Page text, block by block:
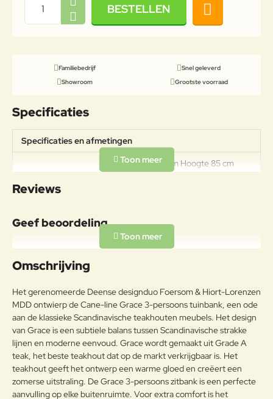
BESTELLEN
Familiebedrijf
Snel geleverd
Showroom
Grootste voorraad
Specificaties
Specificaties en afmetingen
Breedte 210 cm Hoogte 85 cm
Om de originele unieke teakkleur
te behouden en het fijne teakhout
verzorgingsproducten helpen om
de mooie en warme goudbruine
kleur van uw teakhouten
meubelen te behouden.
Reviews
Geef beoordeling
Uw naam:
g:
Note:HTML-code wordt niet vertaald!
Waardering:
Waarderin
g:
Slecht Goed
Omschrijving
Het gerenomeerde Deense designduo Foersom & Hiort-Lorenzen
MDD ontwierp de Cane-line Grace 3-persoons tuinbank, een ode
aan de klassieke Scandinavische teakhouten meubels. Het design
van Grace is een subtiele balans tussen Scandinavische strakke
lijnen en moderne eenvoud. Grace wordt gemaakt uit Grade A
teak, het beste teakhout dat op de markt verkrijgbaar is. Het
teakhout geeft het ontwerp een warme gloed en creëert een
zomerse uitstraling. De Grace 3-persoons zitbank is een perfecte
aanvulling op elke buitenruimte. Voor extra comfort is het